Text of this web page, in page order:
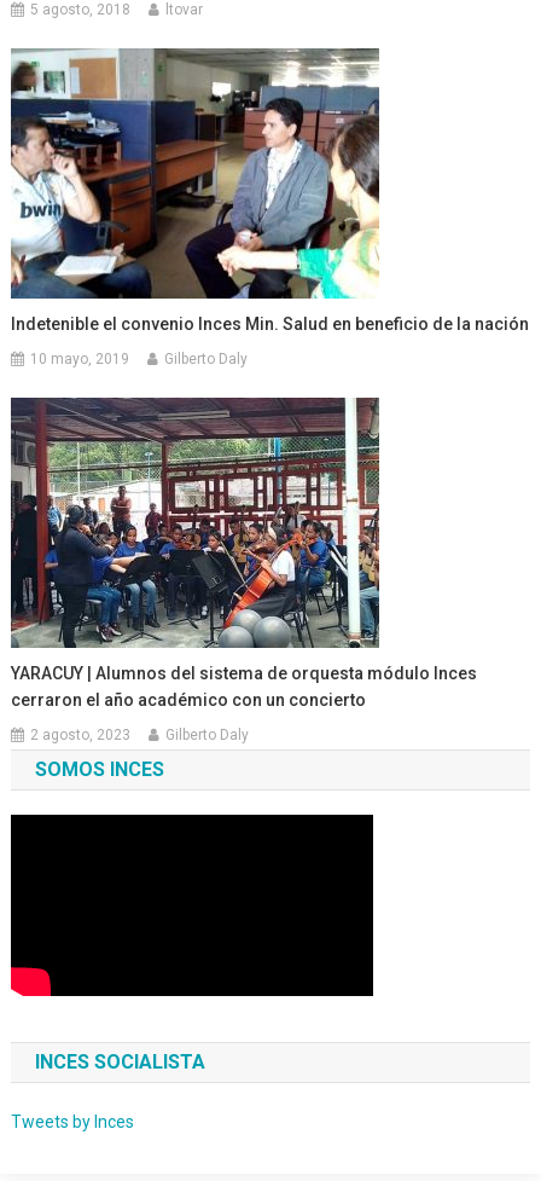
5 agosto, 2018 ltovar
Indetenible el convenio Inces Min. Salud en beneficio de la nación
10 mayo, 2019 Gilberto Daly
YARACUY | Alumnos del sistema de orquesta módulo Inces
cerraron el año académico con un concierto
2 agosto, 2023 Gilberto Daly
SOMOS INCES
INCES SOCIALISTA
Tweets by Inces